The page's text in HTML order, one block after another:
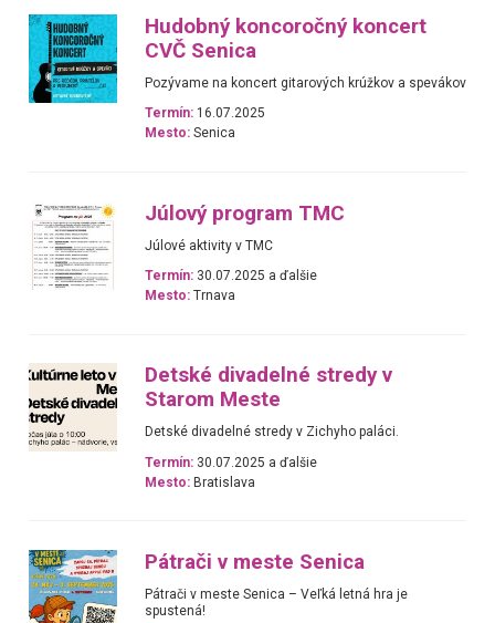
Hudobný koncoročný koncert
CVČ Senica
Pozývame na koncert gitarových krúžkov a spevákov
Termín: 16.07.2025
Mesto: Senica
Júlový program TMC
Júlové aktivity v TMC
Termín: 30.07.2025 a ďalšie
Mesto: Trnava
Detské divadelné stredy v
Starom Meste
Detské divadelné stredy v Zichyho paláci.
Termín: 30.07.2025 a ďalšie
Mesto: Bratislava
Pátrači v meste Senica
Pátrači v meste Senica – Veľká letná hra je
spustená!